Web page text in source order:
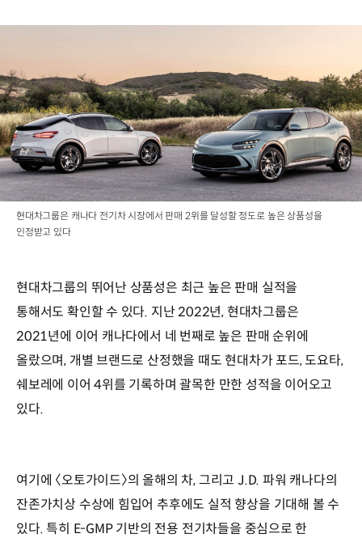
현대차그룹은 캐나다 전기차 시장에서 판매 2위를 달성할 정도로 높은 상품성을
인정받고 있다
현대차그룹의 뛰어난 상품성은 최근 높은 판매 실적을
통해서도 확인할 수 있다. 지난 2022년, 현대차그룹은
2021년에 이어 캐나다에서 네 번째로 높은 판매 순위에
올랐으며, 개별 브랜드로 산정했을 때도 현대차가 포드, 도요타,
쉐보레에 이어 4위를 기록하며 괄목한 만한 성적을 이어오고
있다.
여기에 〈오토가이드〉의 올해의 차, 그리고 J.D. 파워 캐나다의
잔존가치상 수상에 힘입어 추후에도 실적 향상을 기대해 볼 수
있다. 특히 E-GMP 기반의 전용 전기차들을 중심으로 한